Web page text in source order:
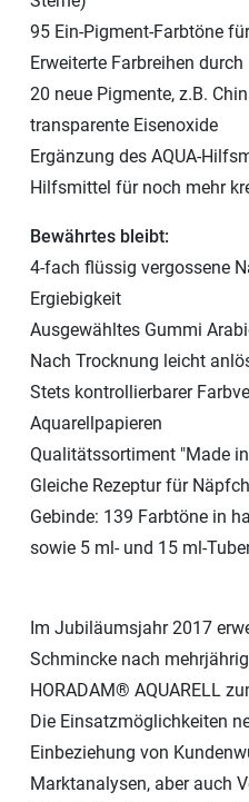
95 Ein-Pigment-Farbtöne
Erweiterte Farbreihen
20 neue Pigmente, z.B.
transparente Eisenoxide
Ergänzung des AQUA-
Hilfsmittel für noch mehr
Bewährtes bleibt:
4-fach flüssig vergossene
Ergiebigkeit
Ausgewähltes Gummi
Nach Trocknung leicht
Stets kontrollierbarer
Aquarellpapieren
Qualitätssortiment "Made
Gleiche Rezeptur für
Gebinde: 139 Farbtöne in
sowie 5 ml- und 15 ml-
Im Jubiläumsjahr 2017
Schmincke nach
HORADAM® AQUARELL
Die Einsatzmöglichkeiten
Einbeziehung von
Marktanalysen, aber auch